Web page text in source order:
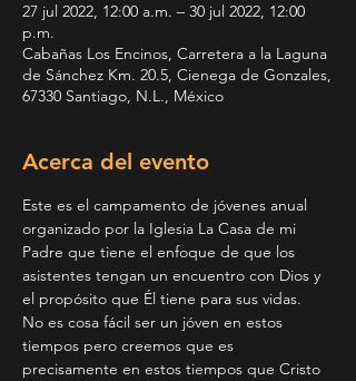
27 jul 2022, 12:00 a.m. – 30 jul 2022, 12:00
p.m.
Cabañas Los Encinos, Carretera a la Laguna
de Sánchez Km. 20.5, Cienega de Gonzales,
67330 Santiago, N.L., México
Acerca del evento
Este es el campamento de jóvenes anual
organizado por la Iglesia La Casa de mi
Padre que tiene el enfoque de que los
asistentes tengan un encuentro con Dios y
el propósito que Él tiene para sus vidas.
No es cosa fácil ser un jóven en estos
tiempos pero creemos que es
precisamente en estos tiempos que Cristo